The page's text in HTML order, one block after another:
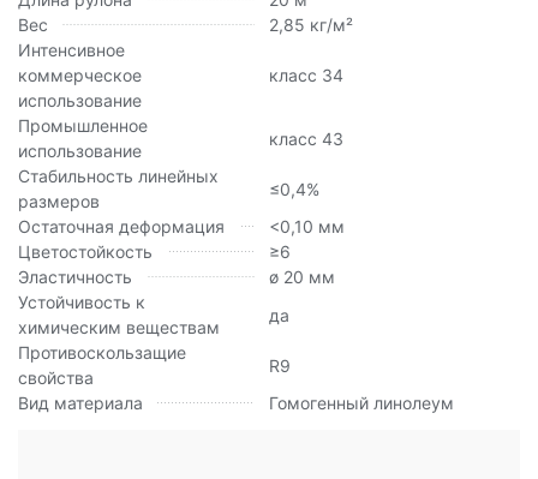
Вес
2,85 кг/м²
Интенсивное
коммерческое
использование
класс 34
Промышленное
использование
класс 43
Стабильность линейных
размеров
≤0,4%
Остаточная деформация
<0,10 мм
Цветостойкость
≥6
Эластичность
ø 20 мм
Устойчивость к
химическим веществам
да
Противоскользащие
свойства
R9
Вид материала
Гомогенный линолеум